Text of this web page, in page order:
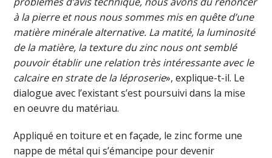
à la pierre et nous nous sommes mis en quête d’une
matière minérale alternative. La matité, la luminosité
de la matière, la texture du zinc nous ont semblé
pouvoir établir une relation très intéressante avec le
calcaire en strate de la léproserie», explique-t-il. Le
dialogue avec l’existant s’est poursuivi dans la mise
en oeuvre du matériau.
Appliqué en toiture et en façade, le zinc forme une
nappe de métal qui s’émancipe pour devenir